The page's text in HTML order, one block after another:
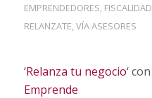
EMPRENDEDORES, FISCALIDAD
RELANZATE,VÍA ASESORES
‘Relanza tu negocio‘ con
Emprende